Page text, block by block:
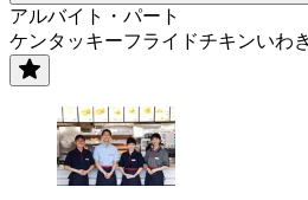
アルバイト・パート
ケンタッキーフライドチキンいわ